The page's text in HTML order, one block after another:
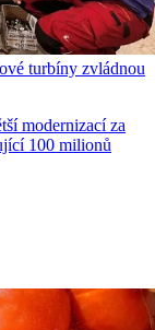
turbíny zvládnou
modernizací za
100 milionů